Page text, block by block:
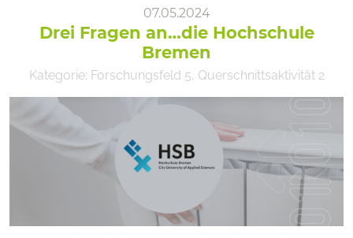
07.05.2024
Drei Fragen an…die Hochschule
Bremen
Kategorie: Forschungsfeld 5, Querschnittsaktivität 2